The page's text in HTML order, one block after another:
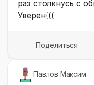
раз столкнусь с
Уверен(((
Поделиться
Павлов Максим